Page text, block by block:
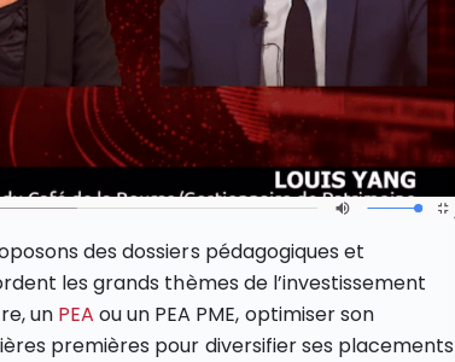
des dossiers pédagogiques et
les grands thèmes de l’investissement
un PEA ou un PEA PME, optimiser son
premières pour diversifier ses placements